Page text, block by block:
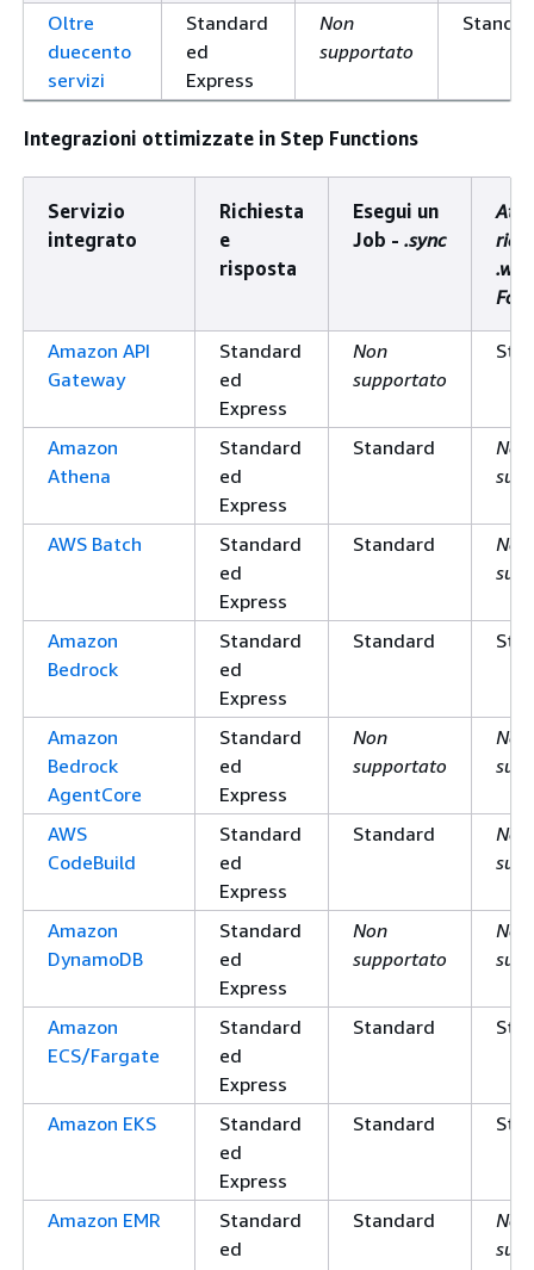
Oltre
duecento
servizi
Standard
ed
Express
Non
supportato
Integrazioni ottimizzate in Step Functions
Servizio
integrato
Richiesta
e
risposta
Esegui un
Job - .sync
Amazon API
Gateway
Standard
ed
Express
Non
supportato
Amazon
Athena
Standard
ed
Express
Standard
Non
AWS Batch
Standard
ed
Express
Standard
Non
Amazon
Bedrock
Standard
ed
Express
Standard
Amazon
Bedrock
AgentCore
Standard
ed
Express
Non
supportato
Non
AWS
CodeBuild
Standard
ed
Express
Standard
Non
Amazon
DynamoDB
Standard
ed
Express
Non
supportato
Non
Amazon
ECS/Fargate
Standard
ed
Express
Standard
Amazon EKS
Standard
ed
Express
Standard
Amazon EMR
Standard
ed
Standard
Non